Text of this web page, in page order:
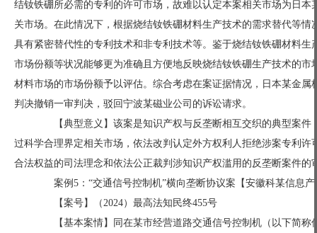
结钕铁硼所必需的专利的许可市场，故难以认定本案相关市场为日
关市场。在此情况下，根据烧结钕铁硼材料生产技术的需求替代等
具有紧密替代性的专利技术和非专利技术等。鉴于烧结钕铁硼材料
市场份额等状况能够更为准确且方便地反映烧结钕铁硼生产技术的
材料市场的市场份额予以评估。综合考虑在案证据情况，日本某金
判决撤销一审判决，驳回宁波某磁业公司的诉讼请求。
【典型意义】该案是知识产权与反垄断相互交织的典型案件
过科学合理界定相关市场，依法改判认定外方权利人拒绝涉案专利
合法权益的司法理念和依法公正裁判涉知识产权滥用的反垄断案件
案例5：“交通信号控制机”横向垄断协议案【安徽科某信息产
【案号】（2024）最高法知民终455号
【基本案情】同在某市经营道路交通信号控制机（以下简称